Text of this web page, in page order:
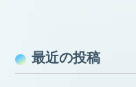
最近の投稿